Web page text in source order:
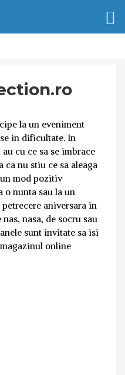
la un eveniment
in dificultate. In
cu ce sa se imbrace
nu stiu ce sa aleaga
mod pozitiv
o nunta sau la un
aniversara in
nasa, de socru sau
sunt invitate sa isi
online